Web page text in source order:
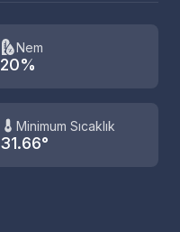
Nem
20%
Minimum Sıcaklık
31.66°